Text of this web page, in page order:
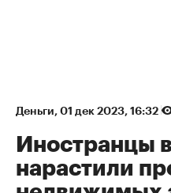
Деньги⁠, 01 дек 2023, 16:32
Иностранцы
нарастили